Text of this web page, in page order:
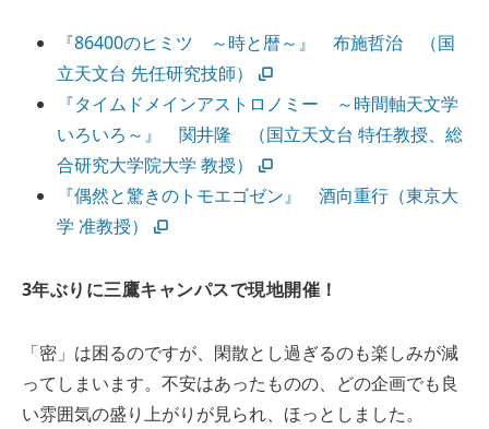
『86400のヒミツ ～時と暦～』 布施哲治 （国
立天文台 先任研究技師）
『タイムドメインアストロノミー ～時間軸天文学
いろいろ～』 関井隆 （国立天文台 特任教授、総
合研究大学院大学 教授）
『偶然と驚きのトモエゴゼン』 酒向重行（東京大
学 准教授）
3年ぶりに三鷹キャンパスで現地開催！
「密」は困るのですが、閑散とし過ぎるのも楽しみが減
ってしまいます。不安はあったものの、どの企画でも良
い雰囲気の盛り上がりが見られ、ほっとしました。